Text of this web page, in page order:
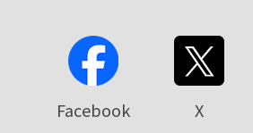
Facebook X